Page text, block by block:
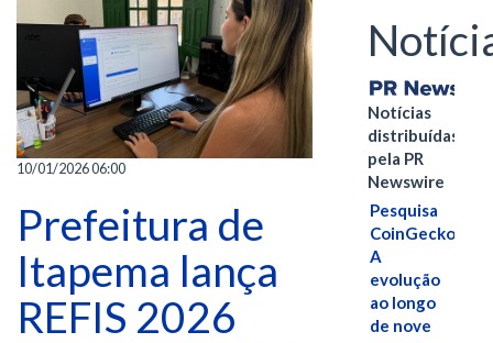
10/01/2026 06:00
Prefeitura de
Itapema lança
REFIS 2026
Notícias
distribuídas
pela PR
Newswire
Pesquisa
CoinGecko:
A
evolução
ao longo
de nove